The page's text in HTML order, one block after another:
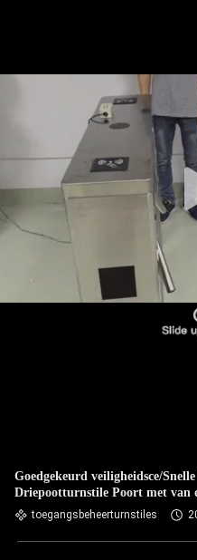
Goedgekeurd veiligheidsce/
Driepootturnstile Poort met van
code/Streepjescode Systeem
toegangsbeheerturnstiles